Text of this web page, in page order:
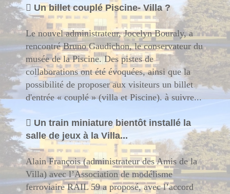
 Un billet couplé Piscine- Villa ?
Le nouvel administrateur, Jocelyn Bouraly, a
rencontré Bruno Gaudichon, le conservateur du
musée de la Piscine. Des pistes de
collaborations ont été évoquées, ainsi que la
possibilité de proposer aux visiteurs un billet
d'entrée « couplé » (villa et Piscine). à suivre...
 Un train miniature bientôt installé la
salle de jeux à la Villa...
Alain François (administrateur des Amis de la
Villa) avec l’Association de modélisme
ferroviaire RAIL 59 a proposé, avec l’accord